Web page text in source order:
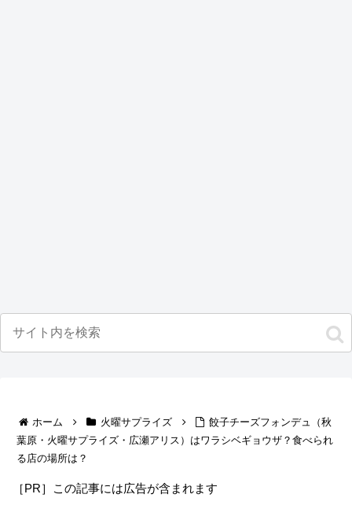
ホーム 火曜サプライズ
餃子チーズフォンデュ（秋
葉原・火曜サプライズ・広瀬アリス）はワラシベギョウザ？食べられ
る店の場所は？
［PR］この記事には広告が含まれます